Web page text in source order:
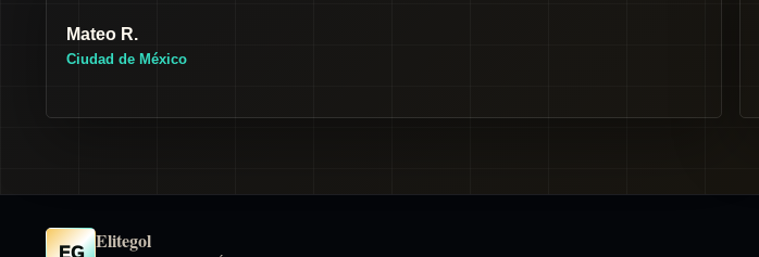
Mateo R.
Ciudad de México
EG Elitegol